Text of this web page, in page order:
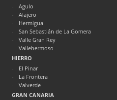
Agulo
Alajero
Hermigua
San Sebastián de La Gomera
Valle Gran Rey
Vallehermoso
HIERRO
El Pinar
La Frontera
Valverde
GRAN CANARIA